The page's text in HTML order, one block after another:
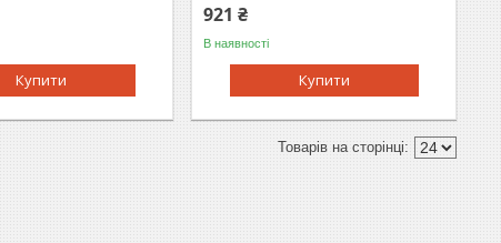
Купити
921 ₴
В наявності
Купити